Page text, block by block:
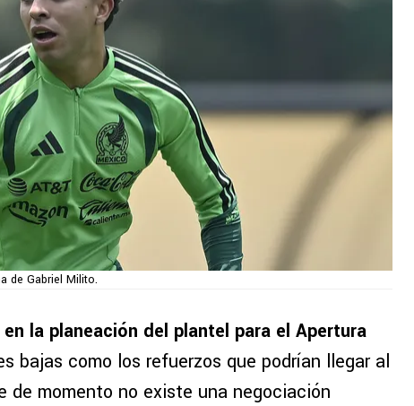
de Gabriel Milito.
la planeación del plantel para el Apertura
bajas como los refuerzos que podrían llegar al
de momento no existe una negociación